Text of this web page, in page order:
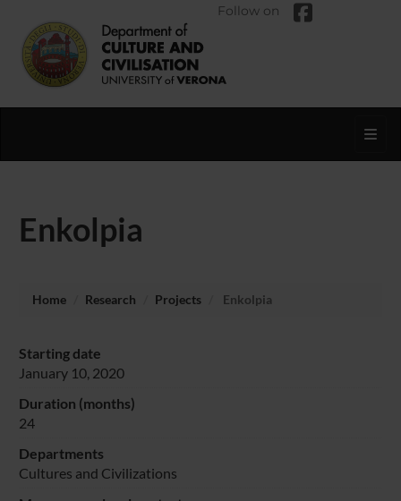
Follow on
Enkolpia
Home Research Projects Enkolpia
Starting date
January 10, 2020
Duration (months)
24
Departments
Cultures and Civilizations